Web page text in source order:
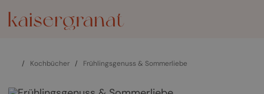
/ Kochbücher / Frühlingsgenuss & Sommerliebe